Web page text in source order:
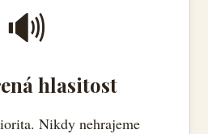
🔊
hlasitost
Nikdy nehrajeme